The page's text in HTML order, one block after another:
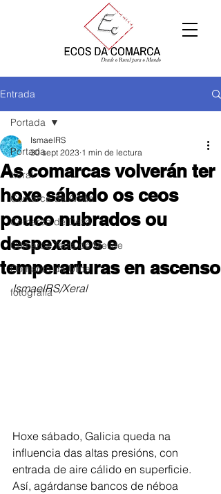
Entrada
Portada
Xeral
Comarca de Arzúa
Comarca de Deza
Comarca Terra de Melide
Comarca da Ulloa
fotografía
Portada
As comarcas volverán ter
hoxe sábado os ceos
pouco nubrados ou
despexados e
temperarturas en ascenso
IsmaelRS
30 sept 2023 1 min de lectura
IsmaelRS/Xeral
Hoxe sábado, Galicia queda na
influencia das altas presións, con
entrada de aire cálido en superficie.
Así, agárdanse bancos de néboa